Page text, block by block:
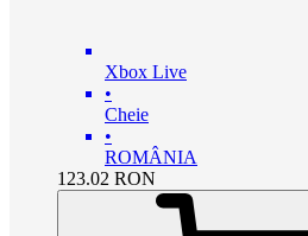
Xbox Live
•
Cheie
•
ROMÂNIA
123.02 RON